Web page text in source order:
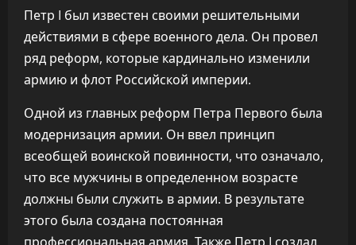
Петр I был известен своими решительными
действиями в сфере военного дела. Он провел
ряд реформ, которые кардинально изменили
армию и флот Российской империи.
Одной из главных реформ Петра Первого была
модернизация армии. Он ввел принцип
всеобщей воинской повинности, что означало,
что все мужчины в определенном возрасте
должны были служить в армии. В результате
этого была создана постоянная